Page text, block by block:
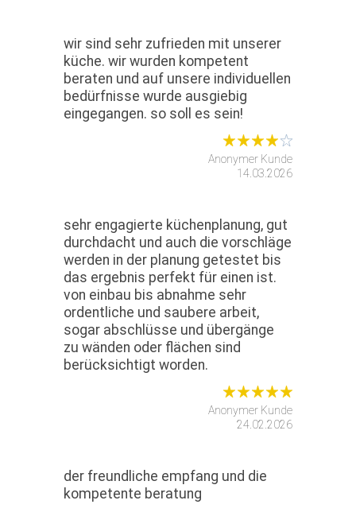
wir sind sehr zufrieden mit unserer
küche. wir wurden kompetent
beraten und auf unsere individuellen
bedürfnisse wurde ausgiebig
eingegangen. so soll es sein!
Anonymer Kunde
14.03.2026
sehr engagierte küchenplanung, gut
durchdacht und auch die vorschläge
werden in der planung getestet bis
das ergebnis perfekt für einen ist.
von einbau bis abnahme sehr
ordentliche und saubere arbeit,
sogar abschlüsse und übergänge
zu wänden oder flächen sind
berücksichtigt worden.
Anonymer Kunde
24.02.2026
der freundliche empfang und die
kompetente beratung